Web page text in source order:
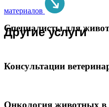
материалов
Другие услуги
Специалисты для
Консультации
Онкология животных в